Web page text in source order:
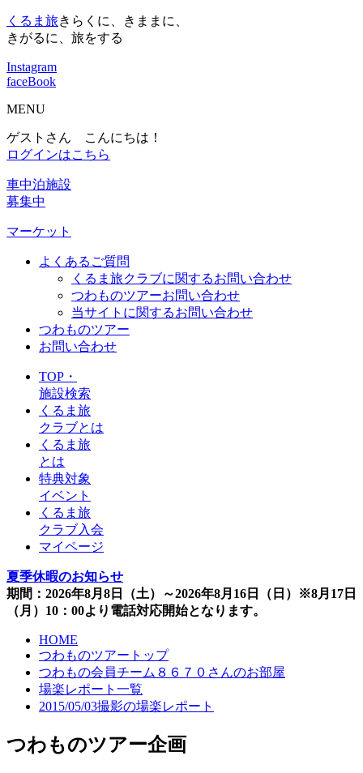
くるま旅きらくに、きままに、
きがるに、旅をする
Instagram
faceBook
MENU
ゲストさん こんにちは！
ログインはこちら
車中泊施設
募集中
マーケット
よくあるご質問
くるま旅クラブに関するお問い合わせ
つわものツアーお問い合わせ
当サイトに関するお問い合わせ
つわものツアー
お問い合わせ
TOP・
施設検索
くるま旅
クラブとは
くるま旅
とは
特典対象
イベント
くるま旅
クラブ入会
マイページ
夏季休暇のお知らせ
期間：2026年8月8日（土）～2026年8月16日（日）※8月17日
（月）10：00より電話対応開始となります。
HOME
つわものツアートップ
つわもの会員チーム８６７０さんのお部屋
場楽レポート一覧
2015/05/03撮影の場楽レポート
つわものツアー企画